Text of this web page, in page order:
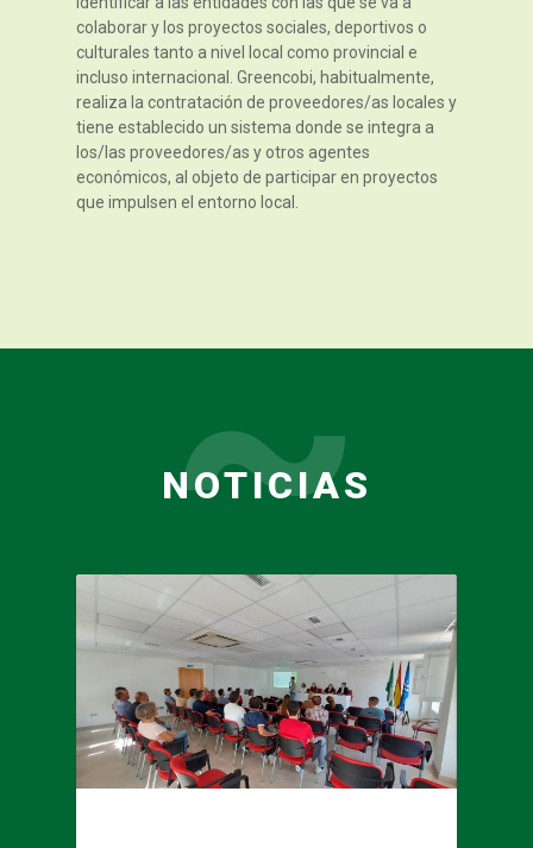
colaborar y los proyectos sociales, deportivos o
culturales tanto a nivel local como provincial e
incluso internacional. Greencobi, habitualmente,
realiza la contratación de proveedores/as locales y
tiene establecido un sistema donde se integra a
los/las proveedores/as y otros agentes
económicos, al objeto de participar en proyectos
que impulsen el entorno local.
NOTICIAS